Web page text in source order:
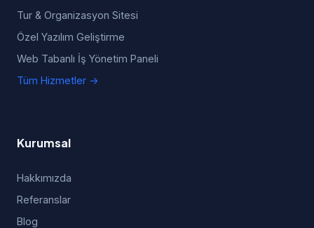
Tur & Organizasyon Sitesi
Özel Yazılım Geliştirme
Web Tabanlı İş Yönetim Paneli
Tüm Hizmetler →
Kurumsal
Hakkımızda
Referanslar
Blog